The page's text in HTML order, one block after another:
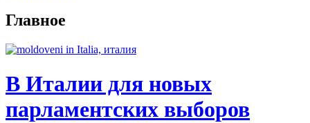
Главное
В Италии для новых
парламентских выборов